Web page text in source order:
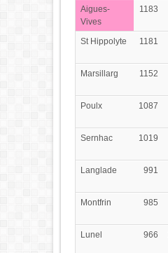
Aigues-
Vives
1183
St Hippolyte
1181
Marsillarg
1152
Poulx
1087
Sernhac
1019
Langlade
991
Montfrin
985
Lunel
966